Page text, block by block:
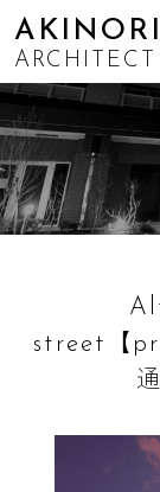
ARCHITECT
street【